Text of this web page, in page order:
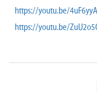
https://youtu.be/
https://youtu.be/